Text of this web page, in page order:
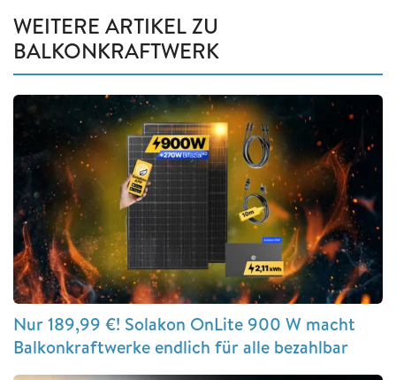
WEITERE ARTIKEL ZU
BALKONKRAFTWERK
Nur 189,99 €! Solakon OnLite 900 W macht
Balkonkraftwerke endlich für alle bezahlbar